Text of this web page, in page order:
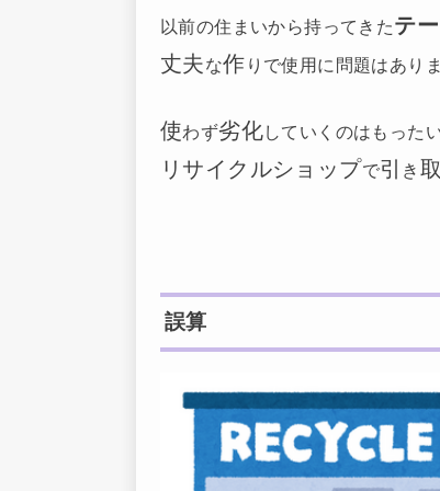
以前の住まいから持ってきたテ
丈夫な作 りで使用に問題はあり
使わず劣化していくのはもった
リサイクルショップで引 き 取
誤算